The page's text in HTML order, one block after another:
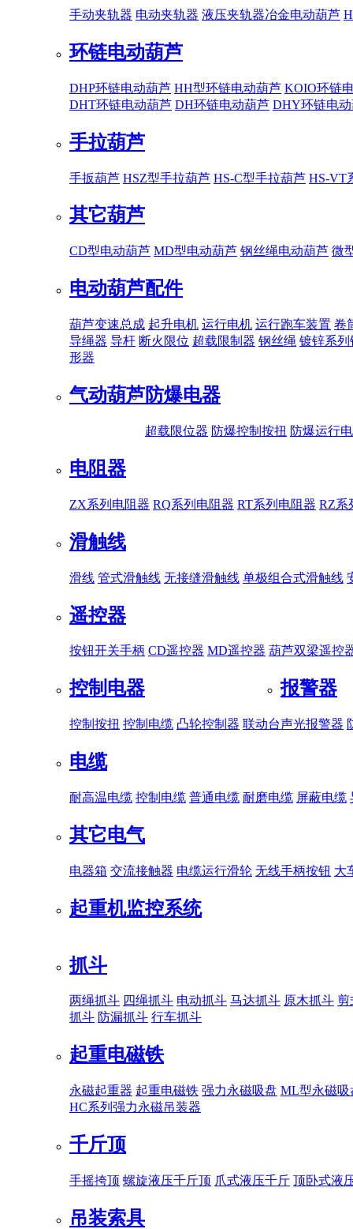
手动夹轨器 电动夹轨器 液压夹轨器冶金电动葫芦
环链电动葫芦
DHP环链电动葫芦 HH型环链电动葫芦 KOIO环链
DHT环链电动葫芦 DH环链电动葫芦 DHY环链电
手拉葫芦
手扳葫芦 HSZ型手拉葫芦 HS-C型手拉葫芦 HS-VT
其它葫芦
CD型电动葫芦 MD型电动葫芦 钢丝绳电动葫芦 微
电动葫芦配件
葫芦变速总成 起升电机 运行电机 运行跑车装置 卷
导绳器 导杆 断火限位 超载限制器 钢丝绳 镀锌系列
形器
气动葫芦防爆电器
超载限位器 防爆控制按扭 防爆运行
电阻器
ZX系列电阻器 RQ系列电阻器 RT系列电阻器 RZ系
滑触线
滑线 管式滑触线 无接缝滑触线 单极组合式滑触线
遥控器
按钮开关手柄 CD遥控器 MD遥控器 葫芦双梁遥控
控制电器
控制按扭 控制电缆 凸轮控制器 联动台
报警器
声光报警器
电缆
耐高温电缆 控制电缆 普通电缆 耐磨电缆 屏蔽电缆
其它电气
电器箱 交流接触器 电缆运行滑轮 无线手柄按钮 大
起重机监控系统
抓斗
两绳抓斗 四绳抓斗 电动抓斗 马达抓斗 原木抓斗 剪
抓斗 防漏抓斗 行车抓斗
起重电磁铁
永磁起重器 起重电磁铁 强力永磁吸盘 ML型永磁吸
HC系列强力永磁吊装器
千斤顶
手摇挎顶 螺旋液压千斤顶 爪式液压千斤 顶卧式液
吊装索具